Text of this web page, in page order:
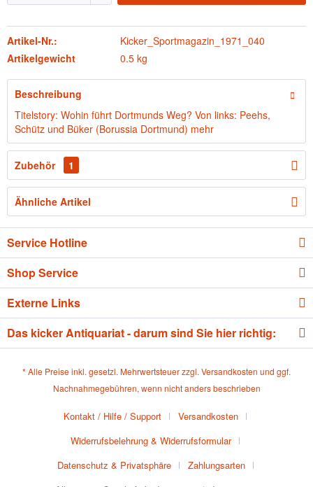
Artikel-Nr.:
Kicker_Sportmagazin_1971_040
Artikelgewicht
0.5 kg
Beschreibung
Titelstory: Wohin führt Dortmunds Weg? Von links: Peehs,
Schütz und Büker (Borussia Dortmund) mehr
Zubehör 1
Ähnliche Artikel
Service Hotline
Shop Service
Externe Links
Das kicker Antiquariat - darum sind Sie hier richtig:
* Alle Preise inkl. gesetzl. Mehrwertsteuer zzgl. Versandkosten und ggf.
Nachnahmegebühren, wenn nicht anders beschrieben
Kontakt / Hilfe / Support
Versandkosten
Widerrufsbelehrung & Widerrufsformular
Datenschutz & Privatsphäre
Zahlungsarten